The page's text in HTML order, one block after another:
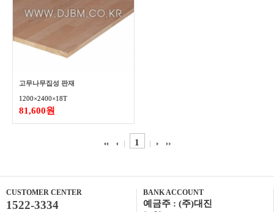
고무나무집성 판재
1200×2400×18T
81,600원
1
CUSTOMER CENTER
1522-3334
BANK ACCOUNT
예금주 : (주)대진